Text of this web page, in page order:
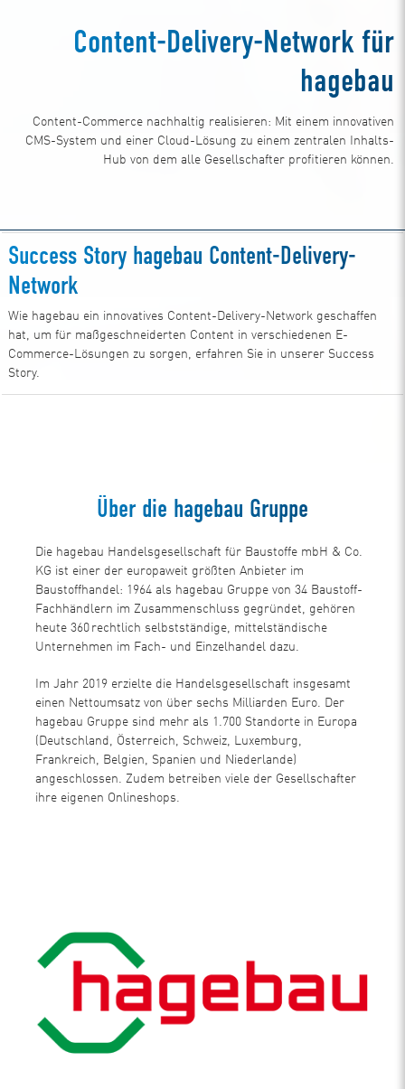
Content-Delivery-Network für
hagebau
Content-Commerce nachhaltig realisieren: Mit einem innovativen
CMS-System und einer Cloud-Lösung zu einem zentralen Inhalts-
Hub von dem alle Gesellschafter profitieren können.
Success Story hagebau Content-Delivery-
Network
Wie hagebau ein innovatives Content-Delivery-Network geschaffen
hat, um für maßgeschneiderten Content in verschiedenen E-
Commerce-Lösungen zu sorgen, erfahren Sie in unserer Success
Story.
Über die hagebau Gruppe
Die hagebau Handelsgesellschaft für Baustoffe mbH & Co.
KG ist einer der europaweit größten Anbieter im
Baustoffhandel: 1964 als hagebau Gruppe von 34 Baustoff-
Fachhändlern im Zusammenschluss gegründet, gehören
heute 360 rechtlich selbstständige, mittelständische
Unternehmen im Fach- und Einzelhandel dazu.
Im Jahr 2019 erzielte die Handelsgesellschaft insgesamt
einen Nettoumsatz von über sechs Milliarden Euro. Der
hagebau Gruppe sind mehr als 1.700 Standorte in Europa
(Deutschland, Österreich, Schweiz, Luxemburg,
Frankreich, Belgien, Spanien und Niederlande)
angeschlossen. Zudem betreiben viele der Gesellschafter
ihre eigenen Onlineshops.